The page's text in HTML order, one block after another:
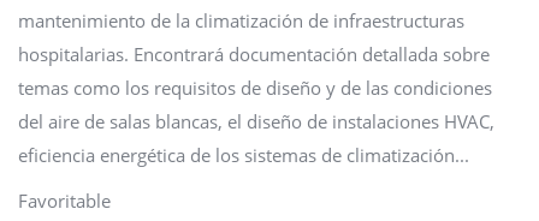
mantenimiento de la climatización de infraestructuras
hospitalarias. Encontrará documentación detallada sobre
temas como los requisitos de diseño y de las condiciones
del aire de salas blancas, el diseño de instalaciones HVAC,
eficiencia energética de los sistemas de climatización...
Favoritable